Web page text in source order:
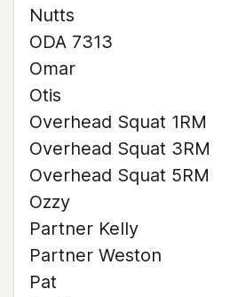
Nutts
ODA 7313
Omar
Otis
Overhead Squat 1RM
Overhead Squat 3RM
Overhead Squat 5RM
Ozzy
Partner Kelly
Partner Weston
Pat